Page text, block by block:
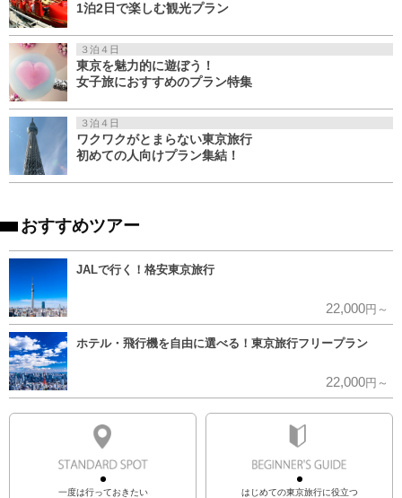
1泊2日で楽しむ観光プラン
３泊４日
東京を魅力的に遊ぼう！
女子旅におすすめのプラン特集
３泊４日
ワクワクがとまらない東京旅行
初めての人向けプラン集結！
おすすめツアー
JALで行く！格安東京旅行
22,000円～
ホテル・飛行機を自由に選べる！東京旅行フリープラン
22,000円～
一度は行っておきたい
はじめての東京旅行に役立つ